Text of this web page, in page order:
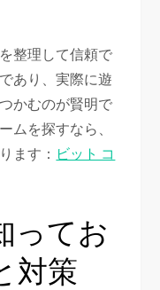
整理して信頼で
あり、実際に遊
かむのが賢明で
ムを探すなら、
ます： ビット コ
ってお
対策